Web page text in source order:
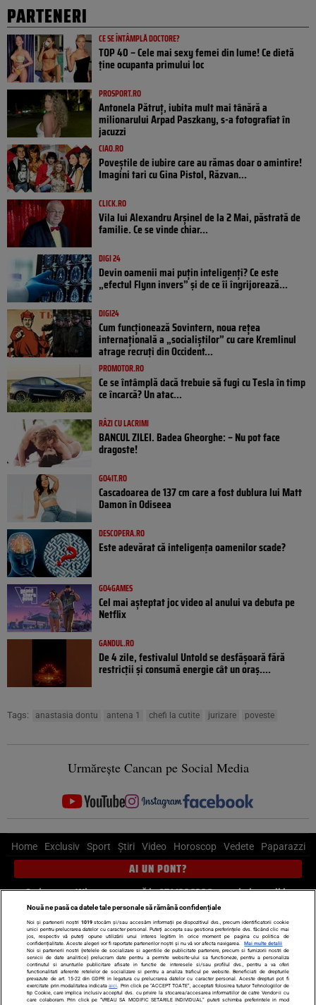
PARTENERI
CE SE ÎNTÂMPLĂ DOCTORE?
TOP 40 – Cele mai sexy femei din lume! Ce dietă
ține ocupanta primului loc
PROSPORT.RO
Antonela Pătruț, iubita mult mai tânără a
milionarului Arpad Paszkany, s-a fotografiat în
jacuzzi
CIAO.RO
Poveştile de iubire care au rămas doar o amintire!
Imagini tari cu Gina Pistol, Răzvan...
CLICK.RO
Vila lui Alexandru Arșinel de la 2 Mai, păstrată de
familie. Ce se vinde chiar...
DIGI 24
Devin oamenii mai puțin inteligenți? Ce este
„efectul Flynn invers” și de ce îi îngrijorează...
DIGI24
Cum funcționează Sovintern, noua rețea
internațională a „socialiștilor” cu care Kremlinul
atrage recruți din Occident...
PROMOTOR.RO
Ce se întâmplă dacă trebuie să fugi cu Tesla în timp
ce încarcă? Un atac...
RÂZI CU LACRIMI
BANCUL ZILEI. Badea Gheorghe: – Nu pot face
dragoste!
GO4IT.RO
Cascadoarea de 137 cm care a fost dublura lui Matt
Damon în Odiseea
DESCOPERA.RO
Este adevărat că inteligența oamenilor scade?
GO4GAMES
Cel mai așteptat joc video al anului va debuta pe
Netflix
GANDUL.RO
De 4 zile, festivalul Untold se desfășoară fără
restricții și consumă energie cât un oraș....
Tags: anastasia dontu antena 1 chefi la cutite jurizare poveste
Urmărește Cancan pe Social Media
Home Exclusiv Sport Știri Video Horoscop Vedete Paparazzi
AI UN PONT?
Scrie-ne pe Whatsapp, sună la 0741226226 sau trimite mail la
pont@cancan.ro
Știri interne Știri externe
Politică
Ultimele stiri
Diete Insula Iubirii Dictionar de vise
LIFE STYLE
Horoscop
Echipa editorială
Termeni si condiții Politica de confidențialitate
Nouă ne pasă ca datele tale personale să rămână confidențiale
Noi și partenerii noștri 1019stocăm și/sau accesăm informații pe dispozitivul dvs., precum identificatorii cookie
unici pentru prelucrarea datelor cu caracter personal. Puteți accepta sau gestiona preferințele dvs. făcând clic mai
jos, respectiv vă puteți opune utilizării unui interes legitim în orice moment pe pagina cu politica de
confidențialitate. Aceste alegeri vor fi raportate partenerilor noștri și nu vă vor afecta navigarea.
Mai multe detalii
Noi si partenerii nostri (retelele de socializare si agentiile de publicitate partenere, precum si furnizorii nostri de
servicii de date analitice) prelucram date pentru a permite website-ului sa functioneze, pentru a personaliza
continutul si anunturile publicitare afisate in functie de interesele si/sau profilul dvs., pentru a va oferi
functionalitati aferente retelelor de socializare si pentru a analiza traficul pe website. Beneficiati de drepturile
prevazute de art. 15-22 din GDPR in legatura cu prelucrarea datelor cu caracter personal. Aceste drepturi pot fi
exercitate prin modalitatea indicataaici . Prin click pe “ACCEPT TOATE”, acceptati folosirea tuturor Tehnologiilor de
tip Cookie, care implica inclusiv acceptul dvs. cu privire la stocarea/accesarea informatiilor de catre Vendor-ii cu
care colaboram. Prin click pe “VREAU SA MODIFIC SETARILE INDIVIDUAL” puteti schimba preferintele in mod